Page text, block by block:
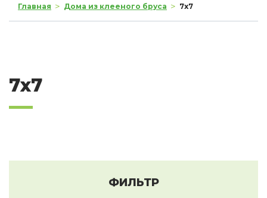
Главная > Дома из клееного бруса > 7x7
7x7
ФИЛЬТР